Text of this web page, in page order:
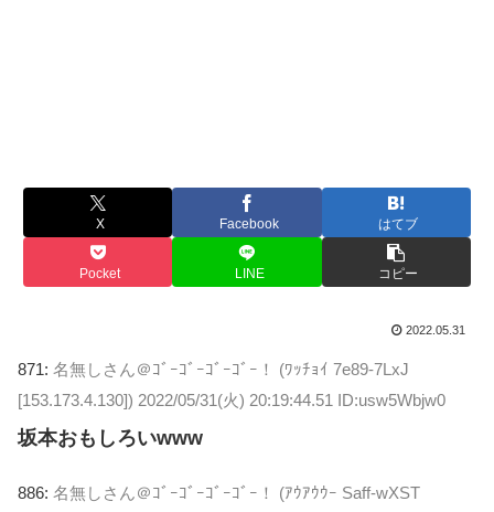
X Facebook はてブ
Pocket LINE コピー
2022.05.31
871: 名無しさん＠ｺﾞｰｺﾞｰｺﾞｰｺﾞｰ！ (ﾜｯﾁｮｲ 7e89-7LxJ
[153.173.4.130]) 2022/05/31(火) 20:19:44.51 ID:usw5Wbjw0
坂本おもしろいwww
886: 名無しさん＠ｺﾞｰｺﾞｰｺﾞｰｺﾞｰ！ (ｱｳｱｳｳｰ Saff-wXST